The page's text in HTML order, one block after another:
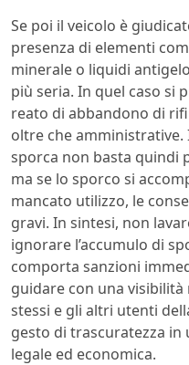
Se poi il veicolo è
presenza di elementi
minerale o liquidi
più seria. In quel caso si
reato di abbandono di
oltre che amministrative.
sporca non basta quindi
ma se lo sporco si
mancato utilizzo, le
gravi. In sintesi, non
ignorare l’accumulo di
comporta sanzioni
guidare con una
stessi e gli altri utenti
gesto di trascuratezza
legale ed economica.